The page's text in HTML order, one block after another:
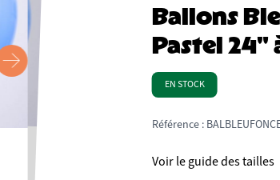
Ballons
Pastel 24"
EN STOCK
Référence :
Voir le guide des tailles